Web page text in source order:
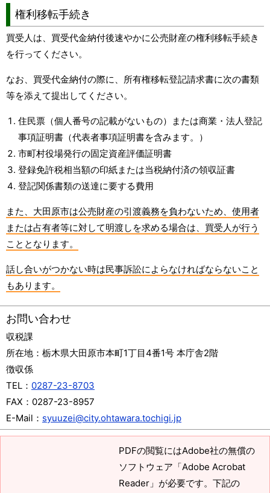
権利移転手続き
買受人は、買受代金納付後速やかに公売財産の権利移転手続き
を行ってください。
なお、買受代金納付の際に、所有権移転登記請求書に次の書類
等を添えて提出してください。
住民票（個人番号の記載がないもの）または商業・法人登記
事項証明書（代表者事項証明書を含みます。）
市町村役場発行の固定資産評価証明書
登録免許税相当額の印紙または当税納付済の領収証書
登記関係書類の送達に要する費用
また、大田原市は公売財産の引渡義務を負わないため、使用者
または占有者等に対して明渡しを求める場合は、買受人が行う
こととなります。
話し合いがつかない時は民事訴訟によらなければならないこと
もあります。
お問い合わせ
収税課
所在地： 栃木県大田原市本町1丁目4番1号 本庁舎2階
徴収係
TEL： 0287-23-8703
FAX： 0287-23-8957
E-Mail： syuuzei@city.ohtawara.tochigi.jp
PDFの閲覧にはAdobe社の無償の
ソフトウェア「Adobe Acrobat
Reader」が必要です。下記の